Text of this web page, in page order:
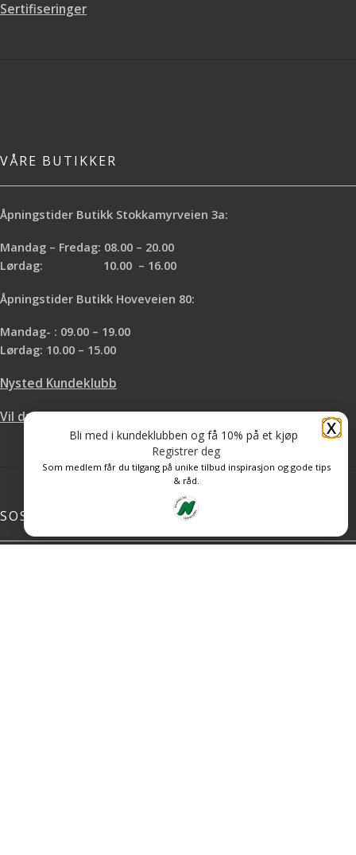
Sertifiseringer
VÅRE BUTIKKER
Åpningstider Butikk Stokkamyrveien 3a:
Mandag – Fredag: 08.00 – 20.00
Lørdag: 10.00 – 16.00
Åpningstider Butikk Hoveveien 80:
Mandag- : 09.00 – 19.00
Lørdag: 10.00 – 15.00
Nysted Kundeklubb
Vil du leie hos oss?
SOSIALE MEDIER
X
Bli med i kundeklubben og få 10% på et kjøp
Registrer deg
Som medlem får du tilgang på unike tilbud inspirasjon og gode tips
& råd.